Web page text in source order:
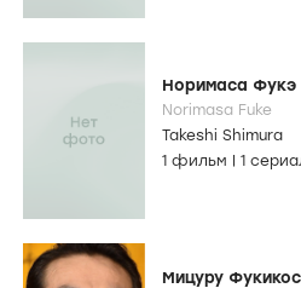
Норимаса Фукэ
Norimasa Fuke
Takeshi Shimura
1 фильм
1
Мицуру